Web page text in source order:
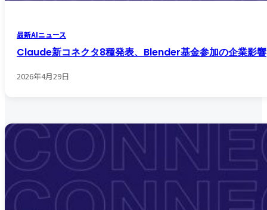
最新AIニュース
Claude新コネクタ8種発表、Blender基金参加の企業影響
2026年4月29日